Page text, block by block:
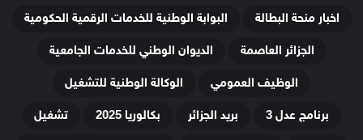
اخبار منحة البطالة
البوابة الوطنية للخدمات الرقمية الحكومية
الجزائر العاصمة
الديوان الوطني للخدمات الجامعية
الوظيف العمومي
الوكالة الوطنية للتشغيل
برنامج عدل 3
بريد الجزائر بكالوريا 2025
تشغيل